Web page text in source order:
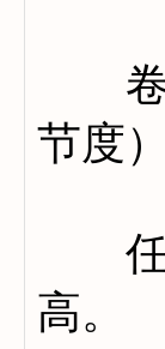
卷
节度
任
高。